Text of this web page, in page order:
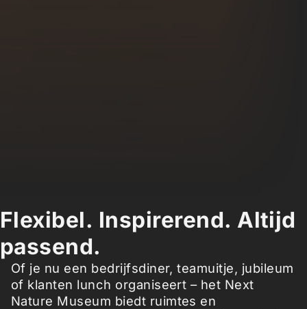
Flexibel. Inspirerend. Altijd
passend.
Of je nu een bedrijfsdiner, teamuitje, jubileum
of klanten lunch organiseert – het Next
Nature Museum biedt ruimtes en